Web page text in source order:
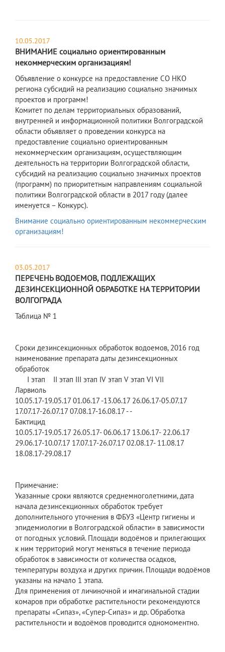
10.05.2017
ВНИМАНИЕ социально ориентированным
некоммерческим организациям!
Объявление о конкурсе на предоставление СО НКО
региона субсидий на реализацию социально значимых
проектов и программ!
Комитет по делам территориальных образований,
внутренней и информационной политики Волгоградской
области объявляет о проведении конкурса на
предоставление социально ориентированным
некоммерческим организациям, осуществляющим
деятельность на территории Волгоградской области,
субсидий на реализацию социально значимых проектов
(программ) по приоритетным направлениям социальной
политики Волгоградской области в 2017 году (далее
именуется – Конкурс).
Внимание социально ориентированным некоммерческим
организациям!
03.05.2017
ПЕРЕЧЕНЬ ВОДОЕМОВ, ПОДЛЕЖАЩИХ
ДЕЗИНСЕКЦИОННОЙ ОБРАБОТКЕ НА ТЕРРИТОРИИ
ВОЛГОГРАДА
Таблица № 1
Сроки дезинсекционных обработок водоемов, 2016 год
наименование препарата даты дезинсекционных
обработок
I этап II этап III этап IV этап V этап VI VII
Ларвиоль
10.05.17-19.05.17 01.06.17 -13.06.17 26.06.17-05.07.17
17.07.17-26.07.17 07.08.17-16.08.17 - -
Бактицид
10.05.17-19.05.17 26.05.17- 06.06.17 13.06.17- 22.06.17
29.06.17-10.07.17 17.07.17-26.07.17 02.08.17- 11.08.17
18.08.17-29.08.17
Примечание:
Указанные сроки являются среднемноголетними, дата
начала дезинсекционных обработок требует
дополнительного уточнения в ФБУЗ «Центр гигиены и
эпидемиологии в Волгоградской области» в зависимости
от погодных условий. Площади водоёмов и прилегающих
к ним территорий могут меняться в течение периода
обработок в зависимости от количества осадков,
температуры воздуха и других причин. Площади водоёмов
указаны на начало 1 этапа.
Для применения от личиночной и имагинальной стадии
комаров при обработке растительности рекомендуются
препараты «Сипаз», «Супер-Сипаз» и др. Обработка
растительности и водоёмов проводится одномоментно.